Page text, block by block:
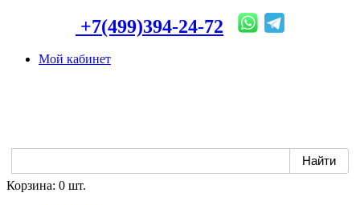
+7(499)394-24-72
Мой кабинет
Корзина: 0 шт.